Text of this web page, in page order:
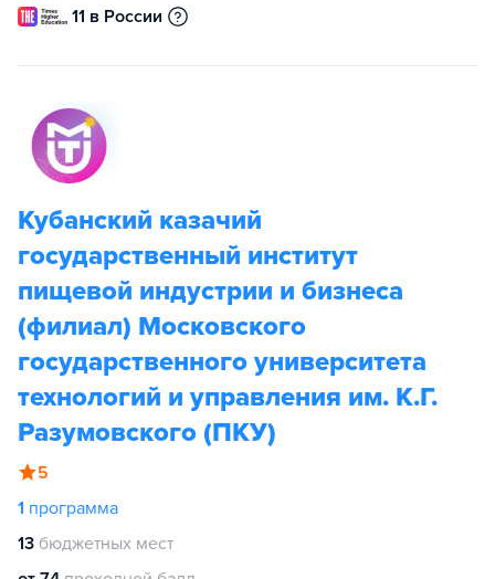
11 в России
Кубанский казачий
государственный институт
пищевой индустрии и бизнеса
(филиал) Московского
государственного университета
технологий и управления им. К.Г.
Разумовского (ПКУ)
5
1 программа
13 бюджетных мест